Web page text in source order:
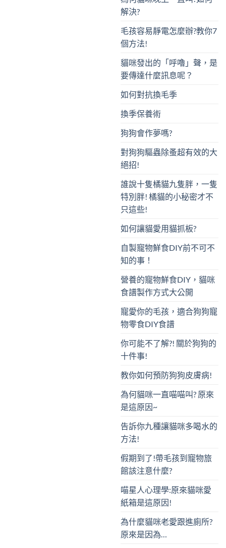
解決?
毛孩容易靜電怎麼辦?教你7
個方法!
貓咪發出的「呼嚕」聲，是
要傳達什麼訊息呢？
如何對抗換毛季
換季保養術
狗狗會作夢嗎?
對狗狗驅蟲除蚤超有效的大
絕招!
誰說十隻橘貓九隻胖，一隻
特別胖! 橘貓的小秘密才不
只這些!
如何讓貓愛用貓抓板?
自製寵物鮮食DIY前不可不
知的事！
營養的寵物鮮食DIY，貓咪
食譜製作方式大公開
寵愛你的毛孩，適合狗狗寵
物零食DIY食譜
你可能不了解?! 關於狗狗的
十件事!
教你如何預防狗狗皮膚病!
為何貓咪一直喵喵叫? 原來
是這原因~
告訴你九種讓貓咪多喝水的
方法!
假期到了!帶毛孩到寵物旅
館該注意什麼?
喵星人心理學:原來貓咪愛
紙箱是這原因!
為什麼貓咪老愛跟進廁所?
原來是因為…